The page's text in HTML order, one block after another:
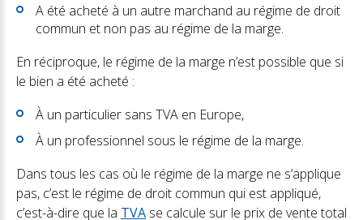
A été acheté à un autre marchand au régime de droit
commun et non pas au régime de la marge.
En réciproque, le régime de la marge n’est possible que si
le bien a été acheté :
À un particulier sans TVA en Europe,
À un professionnel sous le régime de la marge.
Dans tous les cas où le régime de la marge ne s’applique
pas, c’est le régime de droit commun qui est appliqué,
c’est-à-dire que la TVA se calcule sur le prix de vente total